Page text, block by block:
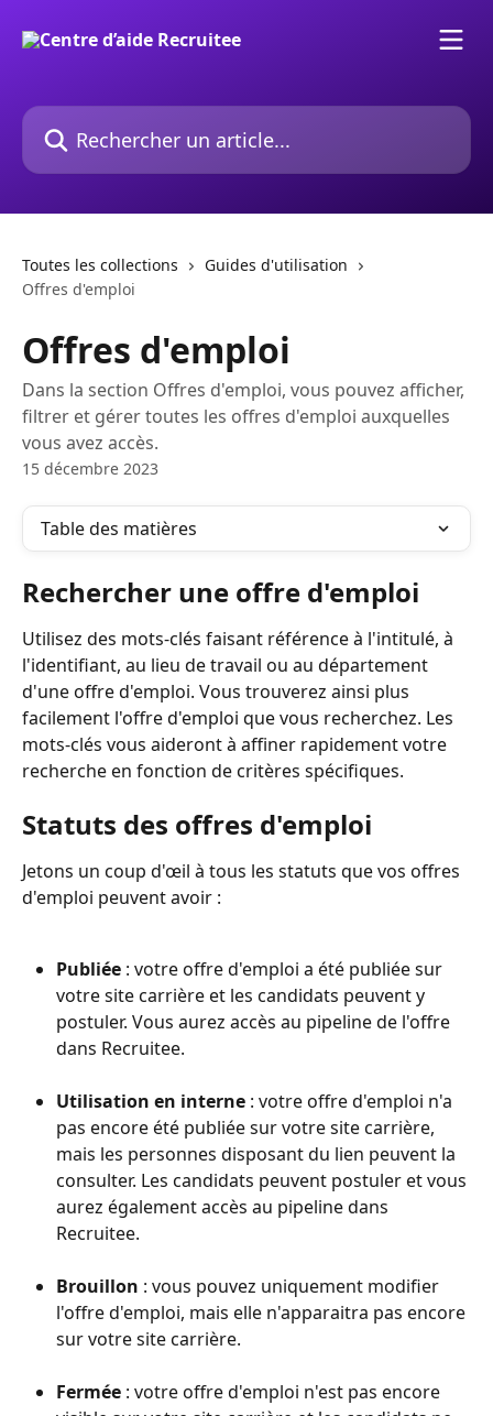
Rechercher un article...
Toutes les collections
Guides d'utilisation
Offres d'emploi
Offres d'emploi
Dans la section Offres d'emploi, vous pouvez afficher,
filtrer et gérer toutes les offres d'emploi auxquelles
vous avez accès.
15 décembre 2023
Table des matières
Rechercher une offre d'emploi
Utilisez des mots-clés faisant référence à l'intitulé, à
l'identifiant, au lieu de travail ou au département
d'une offre d'emploi. Vous trouverez ainsi plus
facilement l'offre d'emploi que vous recherchez. Les
mots-clés vous aideront à affiner rapidement votre
recherche en fonction de critères spécifiques.
Statuts des offres d'emploi
Jetons un coup d'œil à tous les statuts que vos offres
d'emploi peuvent avoir :
Publiée : votre offre d'emploi a été publiée sur
votre site carrière et les candidats peuvent y
postuler. Vous aurez accès au pipeline de l'offre
dans Recruitee.
Utilisation en interne : votre offre d'emploi n'a
pas encore été publiée sur votre site carrière,
mais les personnes disposant du lien peuvent la
consulter. Les candidats peuvent postuler et vous
aurez également accès au pipeline dans
Recruitee.
Brouillon : vous pouvez uniquement modifier
l'offre d'emploi, mais elle n'apparaitra pas encore
sur votre site carrière.
Fermée : votre offre d'emploi n'est pas encore